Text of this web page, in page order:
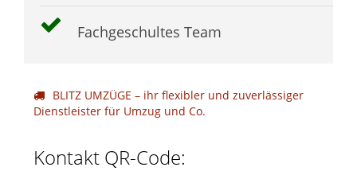
Fachgeschultes Team
BLITZ UMZÜGE – ihr flexibler und zuverlässiger
Dienstleister für Umzug und Co.
Kontakt QR-Code: